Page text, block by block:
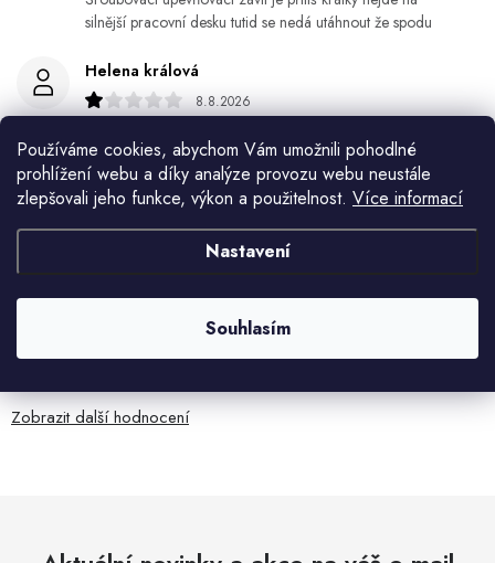
Používáme cookies, abychom Vám umožnili pohodlné
prohlížení webu a díky analýze provozu webu neustále
zlepšovali jeho funkce, výkon a použitelnost. Více informací
Nastavení
Souhlasím
silnější pracovní desku tutid se nedá utáhnout že spodu
Helena králová
8.8.2026
Objednala jsem si kvetinace a jede n byl praskly dole a
kdyz jsem napsala jak to budem resit tak zadna odpoved
Jiří Jícha
7.8.2026
7.8.2026
Zobrazit další hodnocení